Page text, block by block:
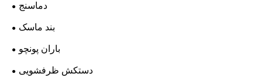
دماسنج
بند ماسک
باران پونچو
دستکش ظرفشویی